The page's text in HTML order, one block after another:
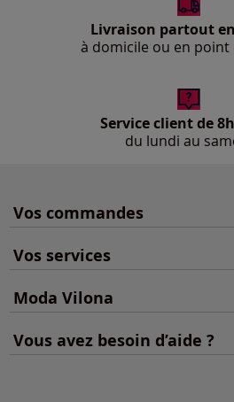
Livraison partout
à domicile ou en
Service client de
du lundi au
Vos commandes
Vos services
Moda Vilona
Vous avez besoin d’aide ?